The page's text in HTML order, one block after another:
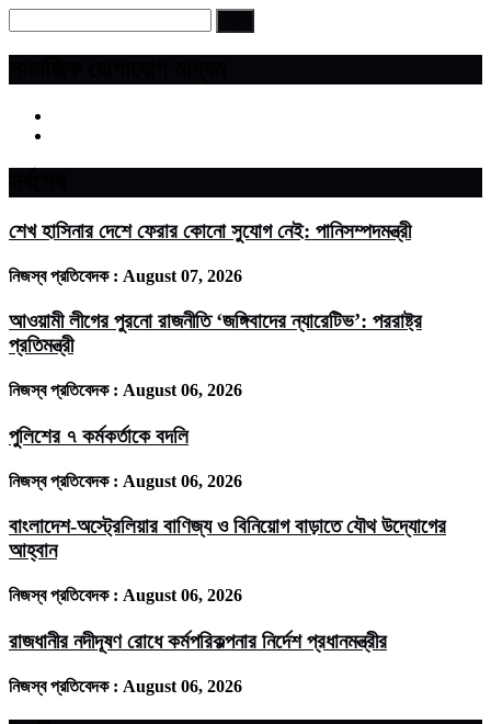
শেখ হাসিনার দেশে ফেরার কোনো সুযোগ নেই: পানিসম্পদমন্ত্রী
নিজস্ব প্রতিবেদক : August 07, 2026
আওয়ামী লীগের পুরনো রাজনীতি ‘জঙ্গিবাদের ন্যারেটিভ’: পররাষ্ট্র
প্রতিমন্ত্রী
নিজস্ব প্রতিবেদক : August 06, 2026
পুলিশের ৭ কর্মকর্তাকে বদলি
নিজস্ব প্রতিবেদক : August 06, 2026
বাংলাদেশ-অস্ট্রেলিয়ার বাণিজ্য ও বিনিয়োগ বাড়াতে যৌথ উদ্যোগের
আহ্বান
নিজস্ব প্রতিবেদক : August 06, 2026
রাজধানীর নদীদূষণ রোধে কর্মপরিকল্পনার নির্দেশ প্রধানমন্ত্রীর
নিজস্ব প্রতিবেদক : August 06, 2026